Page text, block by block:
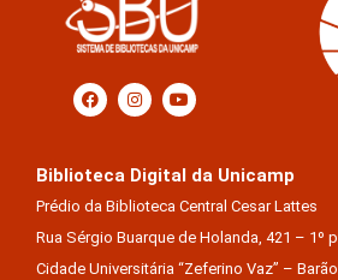
Biblioteca Digital da Unicamp
Prédio da Biblioteca Central Cesar Lattes
Rua Sérgio Buarque de Holanda, 421 – 1º
Cidade Universitária “Zeferino Vaz” –